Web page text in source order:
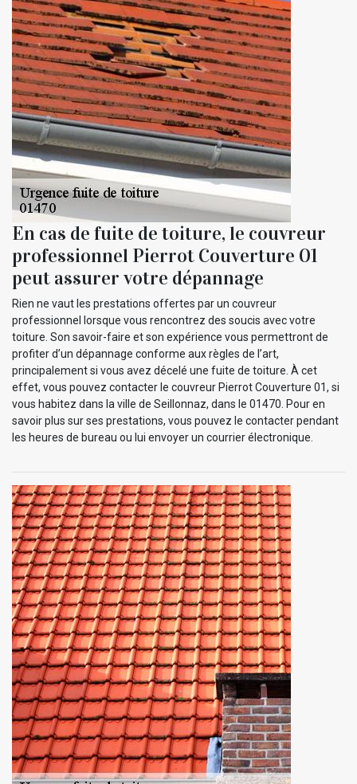
En cas de fuite de toiture, le couvreur
professionnel Pierrot Couverture 01
peut assurer votre dépannage
Rien ne vaut les prestations offertes par un couvreur
professionnel lorsque vous rencontrez des soucis avec votre
toiture. Son savoir-faire et son expérience vous permettront de
profiter d’un dépannage conforme aux règles de l’art,
principalement si vous avez décelé une fuite de toiture. À cet
effet, vous pouvez contacter le couvreur Pierrot Couverture 01, si
vous habitez dans la ville de Seillonnaz, dans le 01470. Pour en
savoir plus sur ses prestations, vous pouvez le contacter pendant
les heures de bureau ou lui envoyer un courrier électronique.